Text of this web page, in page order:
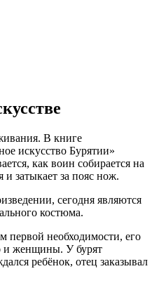
В книге
искусство Бурятии»
как воин собирается на
и затыкает за пояс нож.
сегодня являются
костюма.
первой необходимости, его
и женщины. У бурят
ребёнок, отец заказывал